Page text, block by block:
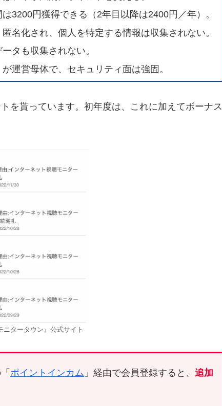
3200円獲得できる（2年目以降は2400円／年）。
名化され、個人を特定する情報は収集されない。
タも収集されない。
運営母体で、セキュリティ面は強固。
を貰っています。初年度は、これに加えてボーナス
ニタータウン』公式サイト
ポイントインカム 」経由で会員登録すると、 追加